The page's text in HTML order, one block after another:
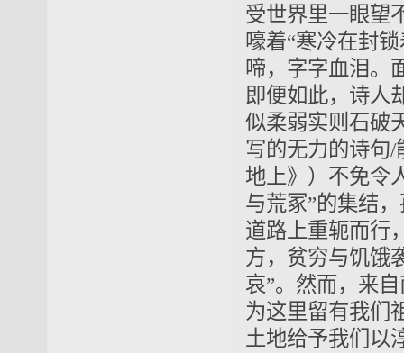
受世界里一眼望
嚎着“寒冷在封
啼，字字血泪。
即便如此，诗人
似柔弱实则石破
写的无力的诗句/
地上》）不免令
与荒冢”的集结
道路上重轭而行
方，贫穷与饥饿
哀”。然而，来
为这里留有我们
土地给予我们以